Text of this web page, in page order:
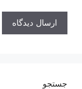
جستجو